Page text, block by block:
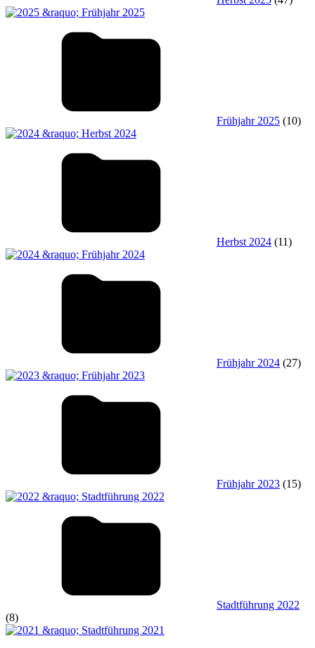
Frühjahr 2025 (10)
Herbst 2024 (11)
Frühjahr 2024 (27)
Frühjahr 2023 (15)
Stadtführung 2022
(8)